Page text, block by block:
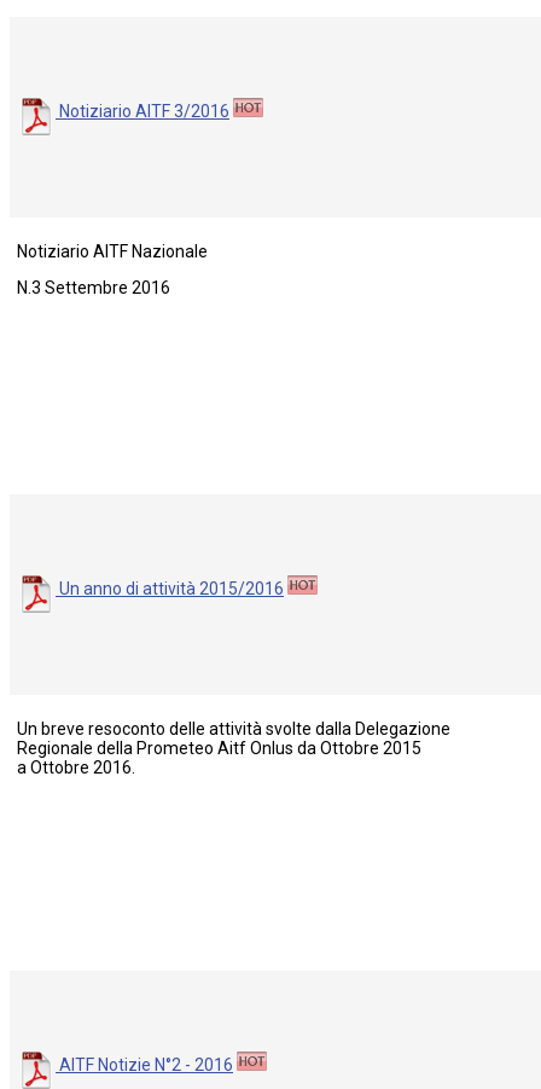
Notiziario AITF 3/2016
Notiziario AITF Nazionale
N.3 Settembre 2016
Un anno di attività 2015/2016
Un breve resoconto delle attività svolte dalla Delegazione
Regionale della Prometeo Aitf Onlus da Ottobre 2015
a Ottobre 2016.
AITF Notizie N°2 - 2016